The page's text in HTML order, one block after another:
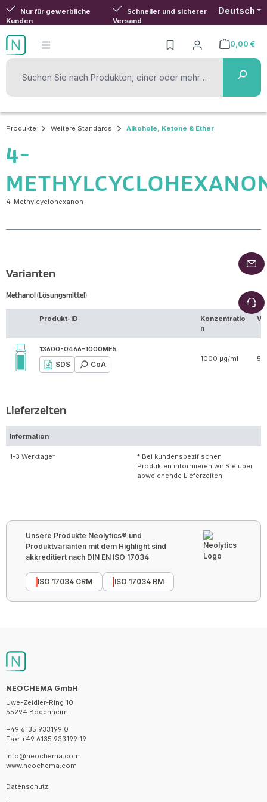
Zum Hauptinhalt springen
Nur für gewerbliche
Kunden
Schneller und sicherer
Versand
Deutsch
0,00 €
Warenkorb
Produkte Weitere Standards Alkohole, Ketone & Ether
4-
4-Methylcyclohexanon
Varianten
Methanol (Lösungsmittel)
Produkt-ID
Konzentratio
n
13600-0466-1000ME5
SDS CoA
1000 µg/ml 5
Lieferzeiten
Information
1-3 Werktage*
* Bei kundenspezifischen
Produkten informieren wir Sie über
abweichende Lieferzeiten.
Unsere Produkte Neolytics® und
Produktvarianten mit dem Highlight sind
akkreditiert nach DIN EN ISO 17034
ISO 17034 CRM ISO 17034 RM
NEOCHEMA GmbH
Uwe-Zeidler-Ring 10
55294 Bodenheim
+49 6135 933199 0
Fax: +49 6135 933199 19
info@neochema.com
www.neochema.com
Datenschutz